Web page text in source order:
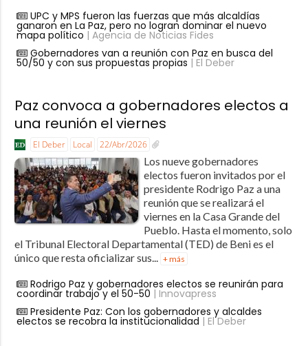
UPC y MPS fueron las fuerzas que más alcaldías
ganaron en La Paz, pero no logran dominar el nuevo
mapa político | Agencia de Noticias Fides
Gobernadores van a reunión con Paz en busca del
50/50 y con sus propuestas propias | El Deber
Paz convoca a gobernadores electos a
una reunión el viernes
El Deber Local 22/Abr/2026
Los nueve gobernadores
electos fueron invitados por el
presidente Rodrigo Paz a una
reunión que se realizará el
viernes en la Casa Grande del
Pueblo. Hasta el momento, solo
el Tribunal Electoral Departamental (TED) de Beni es el
único que resta oficializar sus...
+ más
Rodrigo Paz y gobernadores electos se reunirán para
coordinar trabajo y el 50-50 | Innovapress
Presidente Paz: Con los gobernadores y alcaldes
electos se recobra la institucionalidad | El Deber